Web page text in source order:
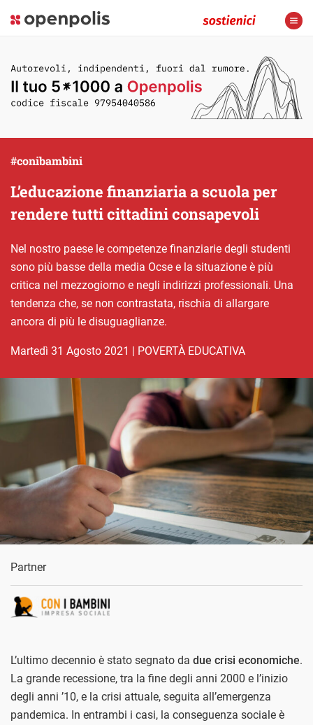
L’educazione finanziaria a scuola per
rendere tutti cittadini consapevoli
#conibambini
Nel nostro paese le competenze finanziarie degli studenti
sono più basse della media Ocse e la situazione è più
critica nel mezzogiorno e negli indirizzi professionali. Una
tendenza che, se non contrastata, rischia di allargare
ancora di più le disuguaglianze.
martedì 31 Agosto 2021 | POVERTÀ EDUCATIVA
Partner
L’ultimo decennio è stato segnato da due crisi economiche.
La grande recessione, tra la fine degli anni 2000 e l’inizio
degli anni ’10, e la crisi attuale, seguita all’emergenza
pandemica. In entrambi i casi, la conseguenza sociale è